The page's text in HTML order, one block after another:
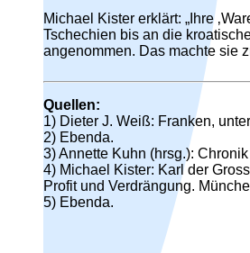
Michael Kister erklärt: „Ihre
Tschechien bis an die
angenommen. Das machte sie
Quellen:
1) Dieter J. Weiß: Franken,
2) Ebenda.
3) Annette Kuhn (hrsg.):
4) Michael Kister: Karl der
Profit und Verdrängung.
5) Ebenda.